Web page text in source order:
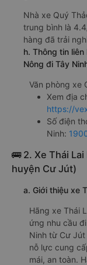
Nhà xe Quý
trung bình là
hàng đã trải
h. Thông tin
Nông đi Tây
Văn phòng xe
Xem địa
https://
Số điện
Ninh:
🚌 2. Xe Thái
huyện Cư Jút)
a. Giới thiệu xe
Hãng xe Thái
ứng nhu cầu
Ninh từ Cư
nỗ lực cung
mái, an toàn.